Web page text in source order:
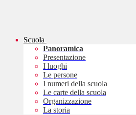
Scuola
Panoramica
Presentazione
I luoghi
Le persone
I numeri della scuola
Le carte della scuola
Organizzazione
La storia